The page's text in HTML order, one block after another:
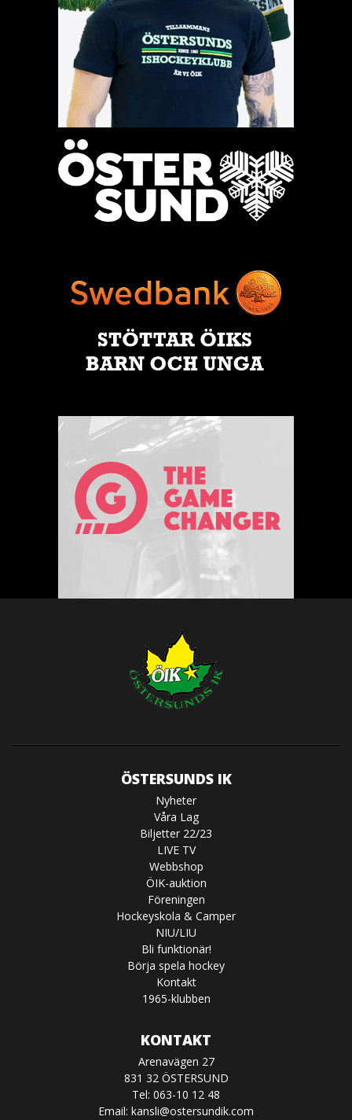
ÖSTERSUNDS IK
Nyheter
Våra Lag
Biljetter 22/23
LIVE TV
Webbshop
ÖIK-auktion
Föreningen
Hockeyskola & Camper
NIU/LIU
Bli funktionär!
Börja spela hockey
Kontakt
1965-klubben
KONTAKT
Arenavägen 27
831 32 ÖSTERSUND
Tel: 063-10 12 48
Email: kansli@ostersundik.com